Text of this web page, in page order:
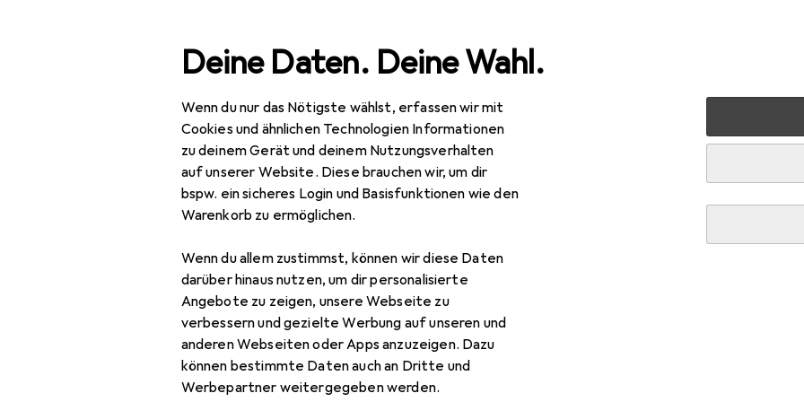
Deine Daten. Deine Wahl.
Wenn du nur das Nötigste wählst, erfassen wir mit
Cookies und ähnlichen Technologien Informationen
zu deinem Gerät und deinem Nutzungsverhalten
auf unserer Website. Diese brauchen wir, um dir
bspw. ein sicheres Login und Basisfunktionen wie den
Warenkorb zu ermöglichen.
Wenn du allem zustimmst, können wir diese Daten
darüber hinaus nutzen, um dir personalisierte
Angebote zu zeigen, unsere Webseite zu
verbessern und gezielte Werbung auf unseren und
anderen Webseiten oder Apps anzuzeigen. Dazu
können bestimmte Daten auch an Dritte und
Werbepartner weitergegeben werden.
Navigation nach Kategorien Gesamtsortiment Mode Alles in Mode Birkenstock